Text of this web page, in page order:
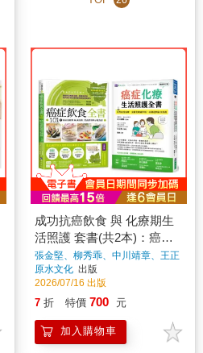
成功抗癌飲食 與 化療期生
活照護 套書(共2本)：癌症
飲食全書(16週年暢銷修訂
版＆附別冊64頁)+癌症化療
生活照護全書
張金堅、柳秀乖、中川靖章、王正
旭著
原水文化 出版
2026/07/16 出版
7 折 特價 700 元
加入購物車